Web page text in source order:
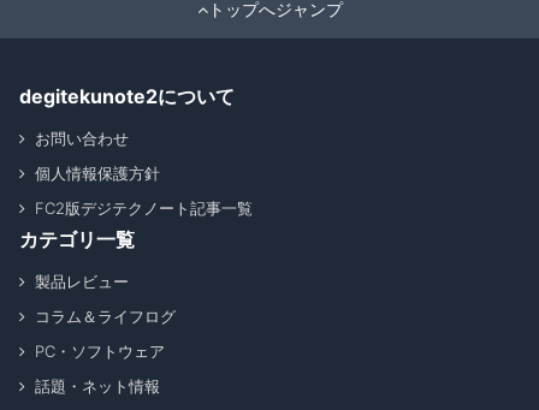
トップへジャンプ
degitekunote2について
お問い合わせ
個人情報保護方針
FC2版デジテクノート記事一覧
カテゴリ一覧
製品レビュー
コラム＆ライフログ
PC・ソフトウェア
話題・ネット情報